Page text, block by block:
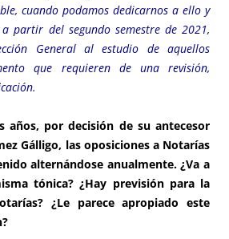
cuando podamos dedicarnos a ello y
partir del segundo semestre de 2021,
General al estudio de aquellos
que requieren de una revisión,
años, por decisión de su antecesor
Gálligo, las oposiciones a Notarías
alternándose anualmente. ¿Va a
tónica? ¿Hay previsión para la
¿Le parece apropiado este